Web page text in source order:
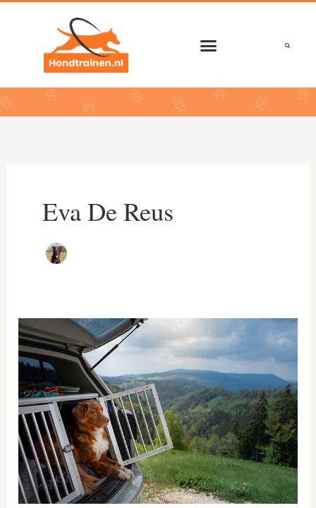
Eva De Reus
Met
de
hond
op
vakantie:
dit
moet
je
weten